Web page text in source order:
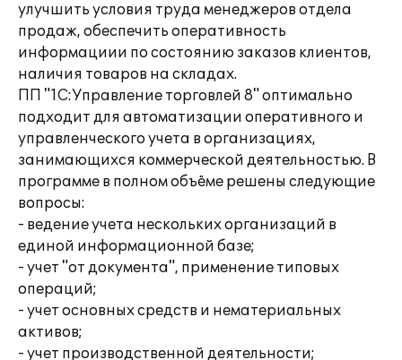
улучшить условия труда менеджеров отдела
продаж, обеспечить оперативность
информациии по состоянию заказов клиентов,
наличия товаров на складах.
ПП "1C:Управление торговлей 8" оптимально
подходит для автоматизации оперативного и
управленческого учета в организациях,
занимающихся коммерческой деятельностью. В
программе в полном объёме решены следующие
вопросы:
- ведение учета нескольких организаций в
единой информационной базе;
- учет "от документа", применение типовых
операций;
- учет основных средств и нематериальных
активов;
- учет производственной деятельности;